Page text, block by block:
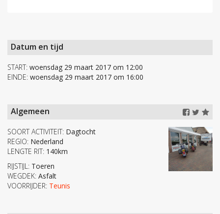
Datum en tijd
START: woensdag 29 maart 2017 om 12:00
EINDE: woensdag 29 maart 2017 om 16:00
Algemeen
SOORT ACTIVITEIT: Dagtocht
REGIO: Nederland
LENGTE RIT: 140km
RIJSTIJL: Toeren
WEGDEK: Asfalt
VOORRIJDER: Teunis